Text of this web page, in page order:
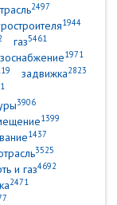
2497
1944
газ5461
1971
задвижка2823
3906
1399
1437
3525
и газ4692
2471